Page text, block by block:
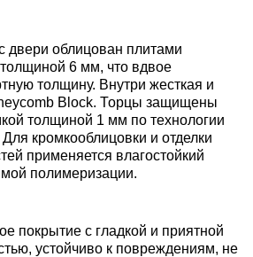
двери облицован плитами
6 мм, что вдвое
толщину. Внутри жесткая и
Block. Торцы защищены
толщиной 1 мм по технологии
кромкооблицовки и отделки
применяется влагостойкий
полимеризации.
покрытие c гладкой и приятной
устойчиво к повреждениям, не